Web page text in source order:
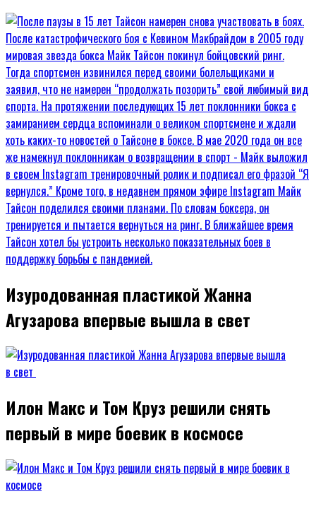
Изуродованная пластикой Жанна
Агузарова впервые вышла в свет
Илон Макс и Том Круз решили снять
первый в мире боевик в космосе